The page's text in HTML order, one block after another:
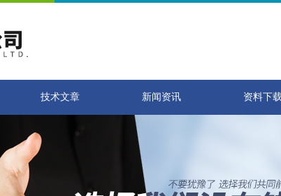
技术文章 新闻资讯 资料下